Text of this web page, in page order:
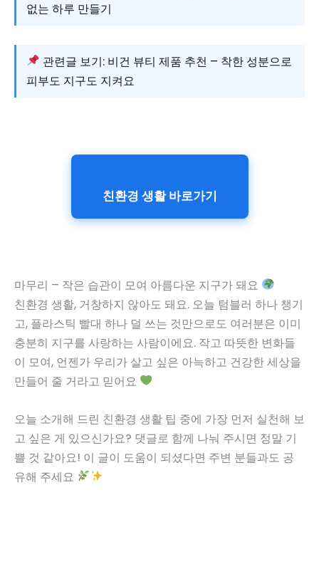
없는 하루 만들기
관련글 보기: 비건 뷰티 제품 추천 – 착한 성분으로
피부도 지구도 지켜요
친환경 생활 바로가기
마무리 – 작은 습관이 모여 아름다운 지구가 돼요
친환경 생활, 거창하지 않아도 돼요. 오늘 텀블러 하나 챙기
고, 플라스틱 빨대 하나 덜 쓰는 것만으로도 여러분은 이미
충분히 지구를 사랑하는 사람이에요. 작고 따뜻한 변화들
이 모여, 언젠가 우리가 살고 싶은 아늑하고 건강한 세상을
만들어 줄 거라고 믿어요
오늘 소개해 드린 친환경 생활 팁 중에 가장 먼저 실천해 보
고 싶은 게 있으신가요? 댓글로 함께 나눠 주시면 정말 기
쁠 것 같아요! 이 글이 도움이 되셨다면 주변 분들과도 공
유해 주세요